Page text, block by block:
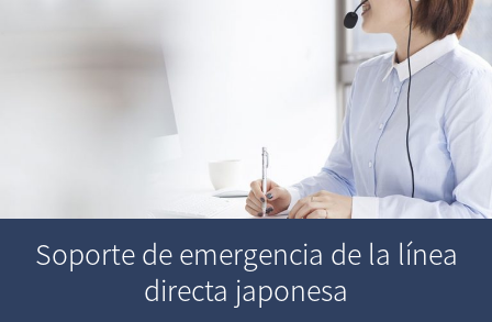
Soporte de emergencia de la línea
directa japonesa